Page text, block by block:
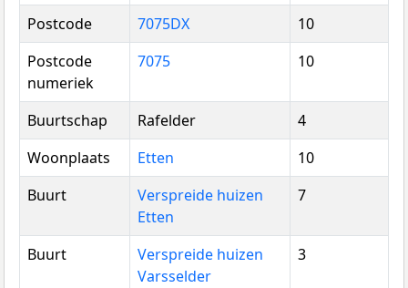
Postcode
7075DX
10
Postcode
numeriek
7075 10
Buurtschap Rafelder
4
Woonplaats
Etten
10
Buurt
Verspreide huizen
Etten
7
Buurt
Verspreide huizen
Varsselder
3